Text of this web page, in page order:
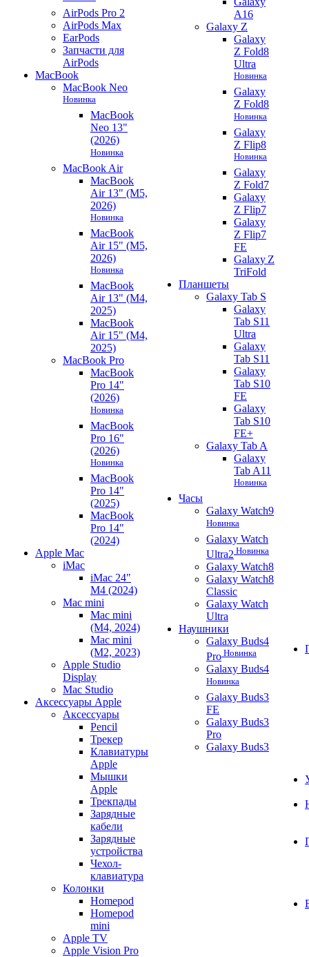
AirPods Pro 2
AirPods Max
EarPods
Запчасти для
AirPods
MacBook
MacBook Neo
Новинка
MacBook
Neo 13"
(2026)
Новинка
MacBook Air
MacBook
Air 13" (M5,
2026)
Новинка
MacBook
Air 15" (M5,
2026)
Новинка
MacBook
Air 13" (M4,
2025)
MacBook
Air 15" (M4,
2025)
MacBook Pro
MacBook
Pro 14"
(2026)
Новинка
MacBook
Pro 16"
(2026)
Новинка
MacBook
Pro 14"
(2025)
MacBook
Pro 14"
(2024)
Apple Mac
iMac
iMac 24"
M4 (2024)
Mac mini
Mac mini
(M4, 2024)
Mac mini
(M2, 2023)
Apple Studio
Display
Mac Studio
Аксессуары Apple
Аксессуары
Pencil
Трекер
Клавиатуры
Apple
Мышки
Apple
Трекпады
Зарядные
кабели
Зарядные
устройства
Чехол-
клавиатура
Колонки
Homepod
Homepod
mini
Apple TV
Apple Vision Pro
A16
Galaxy Z
Galaxy
Z Fold8
Ultra
Новинка
Galaxy
Z Fold8
Новинка
Galaxy
Z Flip8
Новинка
Galaxy
Z Fold7
Galaxy
Z Flip7
Galaxy
Z Flip7
FE
Galaxy Z
TriFold
Планшеты
Galaxy Tab S
Galaxy
Tab S11
Ultra
Galaxy
Tab S11
Galaxy
Tab S10
FE
Galaxy
Tab S10
FE+
Galaxy Tab A
Galaxy
Tab A11
Новинка
Часы
Galaxy Watch9
Новинка
Galaxy Watch
Ultra2 Новинка
Galaxy Watch8
Galaxy Watch8
Classic
Galaxy Watch
Ultra
Наушники
Galaxy Buds4
Pro Новинка
Galaxy Buds4
Новинка
Galaxy Buds3
FE
Galaxy Buds3
Pro
Galaxy Buds3